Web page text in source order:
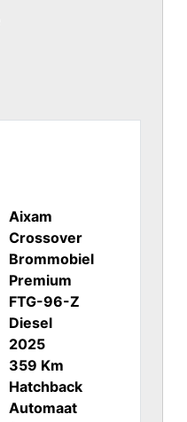
Aixam
Crossover
Brommobiel
Premium
FTG-96-Z
Diesel
2025
359 Km
Hatchback
Automaat